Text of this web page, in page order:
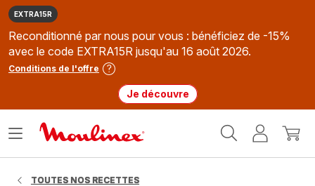
EXTRA15R
Reconditionné par nous pour vous : bénéficiez de -15%
avec le code EXTRA15R jusqu'au 16 août 2026.
Conditions de l'offre
Je découvre
MonMon
Ouvrir
TOUTES NOS RECETTES